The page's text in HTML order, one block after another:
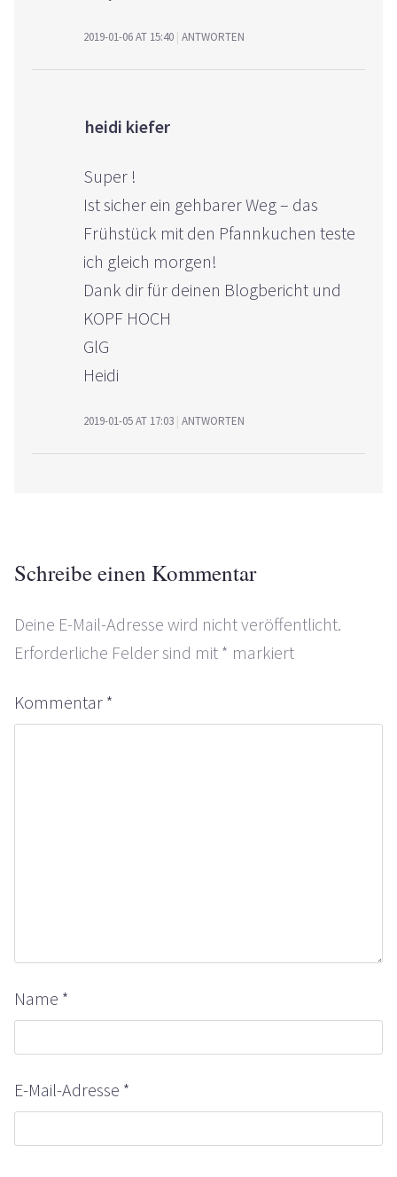
2019-01-06 AT 15:40 ANTWORTEN
heidi kiefer
Super !
Ist sicher ein gehbarer Weg – das
Frühstück mit den Pfannkuchen teste
ich gleich morgen!
Dank dir für deinen Blogbericht und
KOPF HOCH
GlG
Heidi
2019-01-05 AT 17:03 ANTWORTEN
Schreibe einen Kommentar
Deine E-Mail-Adresse wird nicht veröffentlicht.
Erforderliche Felder sind mit * markiert
Kommentar *
Name *
E-Mail-Adresse *